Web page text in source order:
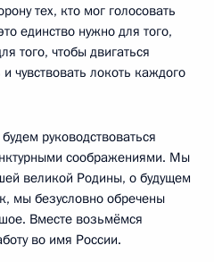
тех, кто мог голосовать
единство нужно для того,
того, чтобы двигаться
чувствовать локоть каждого
руководствоваться
соображениями. Мы
великой Родины, о будущем
мы безусловно обречены
Вместе возьмёмся
во имя России.